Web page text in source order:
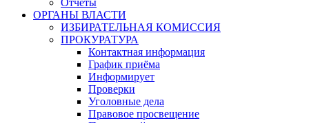
Отчёты
ОРГАНЫ ВЛАСТИ
ИЗБИРАТЕЛЬНАЯ КОМИССИЯ
ПРОКУРАТУРА
Контактная информация
График приёма
Информирует
Проверки
Уголовные дела
Правовое просвещение